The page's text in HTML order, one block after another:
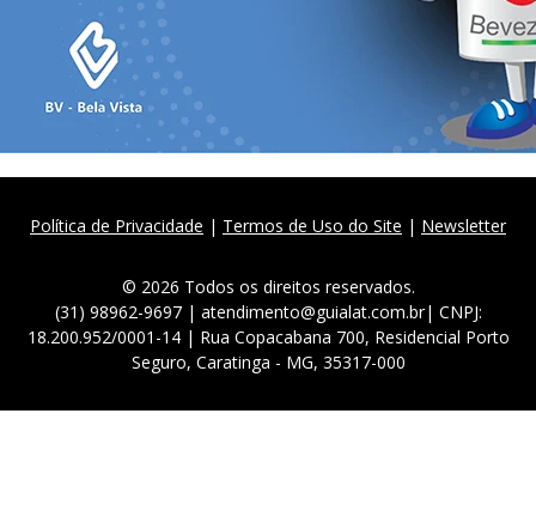
Política de Privacidade | Termos de Uso do Site | Newsletter
© 2026 Todos os direitos reservados.
(31) 98962-9697 | atendimento@guialat.com.br| CNPJ:
18.200.952/0001-14 | Rua Copacabana 700, Residencial Porto
Seguro, Caratinga - MG, 35317-000